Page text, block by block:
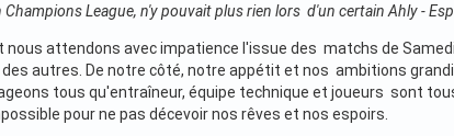
League, n'y pouvait plus rien lors d'un certain Ahly -
attendons avec impatience l'issue des matchs de
autres. De notre côté, notre appétit et nos ambitions
tous qu'entraîneur, équipe technique et joueurs sont
pour ne pas décevoir nos rêves et nos espoirs.